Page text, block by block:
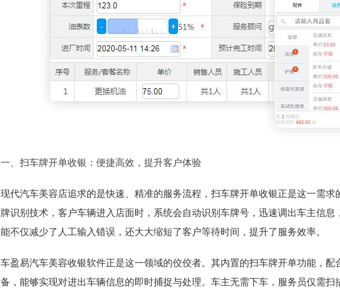
一、扫车牌开单收银：便捷高效，提升客户体验
现代汽车美容店追求的是快速、精准的服务流程，扫车牌开单收银正是这一需求
牌识别技术，客户车辆进入店面时，系统会自动识别车牌号，迅速调出车主信息
能不仅减少了人工输入错误，还大大缩短了客户等待时间，提升了服务效率。
车盈易汽车美容收银软件正是这一领域的佼佼者。其内置的扫车牌开单功能，配
备，能够实现对进出车辆信息的即时捕捉与处理。车主无需下车，服务员仅需扫